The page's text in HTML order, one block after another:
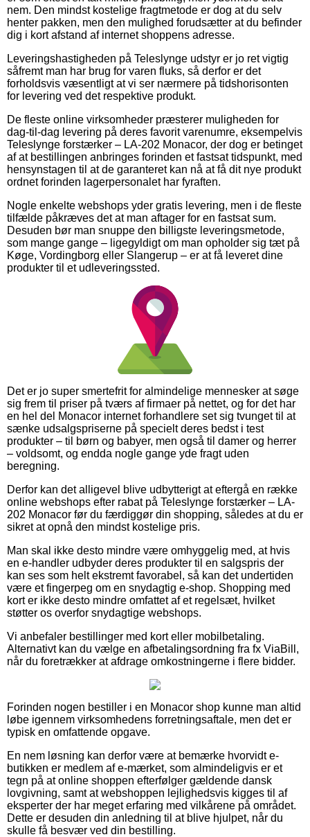
nem. Den mindst kostelige fragtmetode er dog at du selv
henter pakken, men den mulighed forudsætter at du befinder
dig i kort afstand af internet shoppens adresse.
Leveringshastigheden på Teleslynge udstyr er jo ret vigtig
såfremt man har brug for varen fluks, så derfor er det
forholdsvis væsentligt at vi ser nærmere på tidshorisonten
for levering ved det respektive produkt.
De fleste online virksomheder præsterer muligheden for
dag-til-dag levering på deres favorit varenumre, eksempelvis
Teleslynge forstærker – LA-202 Monacor, der dog er betinget
af at bestillingen anbringes forinden et fastsat tidspunkt, med
hensynstagen til at de garanteret kan nå at få dit nye produkt
ordnet forinden lagerpersonalet har fyraften.
Nogle enkelte webshops yder gratis levering, men i de fleste
tilfælde påkræves det at man aftager for en fastsat sum.
Desuden bør man snuppe den billigste leveringsmetode,
som mange gange – ligegyldigt om man opholder sig tæt på
Køge, Vordingborg eller Slangerup – er at få leveret dine
produkter til et udleveringssted.
Det er jo super smertefrit for almindelige mennesker at søge
sig frem til priser på tværs af firmaer på nettet, og for det har
en hel del Monacor internet forhandlere set sig tvunget til at
sænke udsalgspriserne på specielt deres bedst i test
produkter – til børn og babyer, men også til damer og herrer
– voldsomt, og endda nogle gange yde fragt uden
beregning.
Derfor kan det alligevel blive udbytterigt at eftergå en række
online webshops efter rabat på Teleslynge forstærker – LA-
202 Monacor før du færdiggør din shopping, således at du er
sikret at opnå den mindst kostelige pris.
Man skal ikke desto mindre være omhyggelig med, at hvis
en e-handler udbyder deres produkter til en salgspris der
kan ses som helt ekstremt favorabel, så kan det undertiden
være et fingerpeg om en snydagtig e-shop. Shopping med
kort er ikke desto mindre omfattet af et regelsæt, hvilket
støtter os overfor snydagtige webshops.
Vi anbefaler bestillinger med kort eller mobilbetaling.
Alternativt kan du vælge en afbetalingsordning fra fx ViaBill,
når du foretrækker at afdrage omkostningerne i flere bidder.
Forinden nogen bestiller i en Monacor shop kunne man altid
løbe igennem virksomhedens forretningsaftale, men det er
typisk en omfattende opgave.
En nem løsning kan derfor være at bemærke hvorvidt e-
butikken er medlem af e-mærket, som almindeligvis er et
tegn på at online shoppen efterfølger gældende dansk
lovgivning, samt at webshoppen lejlighedsvis kigges til af
eksperter der har meget erfaring med vilkårene på området.
Dette er desuden din anledning til at blive hjulpet, når du
skulle få besvær ved din bestilling.